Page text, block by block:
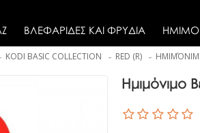
ΒΛΕΦΑΡΙΔΕΣ ΚΑΙ ΦΡΥΔΙΑ
KODI BASIC COLLECTION RED (R)
Ημιμόνιμο